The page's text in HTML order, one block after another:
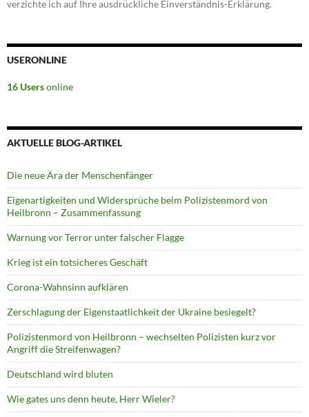
verzichte ich auf Ihre ausdrückliche Einverständnis-Erklärung.
USERONLINE
16 Usersonline
AKTUELLE BLOG-ARTIKEL
Die neue Ära der Menschenfänger
Eigenartigkeiten und Widersprüche beim Polizistenmord von
Heilbronn – Zusammenfassung
Warnung vor Terror unter falscher Flagge
Krieg ist ein totsicheres Geschäft
Corona-Wahnsinn aufklären
Zerschlagung der Eigenstaatlichkeit der Ukraine besiegelt?
Polizistenmord von Heilbronn – wechselten Polizisten kurz vor
Angriff die Streifenwagen?
Deutschland wird bluten
Wie gates uns denn heute, Herr Wieler?